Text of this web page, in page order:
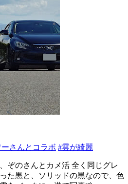
さんとコラボ #雲が綺麗
ぞのさんとカメ活 全く同じグレ
た黒と、ソリッドの黒なので、色